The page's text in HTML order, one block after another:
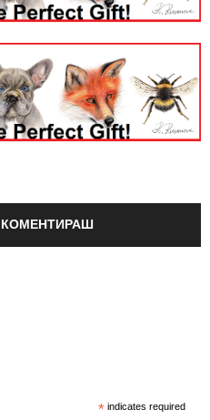
КОМЕНТИРАШ
* indicates required